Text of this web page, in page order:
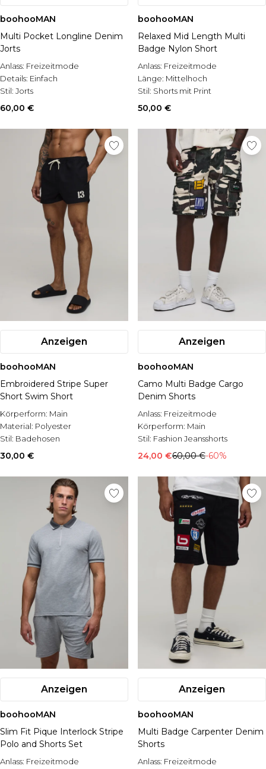
boohooMAN
Multi Pocket Longline Denim
Jorts
Anlass: Freizeitmode
Details: Einfach
Stil: Jorts
60,00 €
boohooMAN
Relaxed Mid Length Multi
Badge Nylon Short
Anlass: Freizeitmode
Länge: Mittelhoch
Stil: Shorts mit Print
50,00 €
Anzeigen
boohooMAN
Embroidered Stripe Super
Short Swim Short
Körperform: Main
Material: Polyester
Stil: Badehosen
30,00 €
Anzeigen
boohooMAN
Camo Multi Badge Cargo
Denim Shorts
Anlass: Freizeitmode
Körperform: Main
Stil: Fashion Jeansshorts
24,00 €60,00 €-60%
Anzeigen
boohooMAN
Slim Fit Pique Interlock Stripe
Polo and Shorts Set
Anlass: Freizeitmode
Anzeigen
boohooMAN
Multi Badge Carpenter Denim
Shorts
Anlass: Freizeitmode